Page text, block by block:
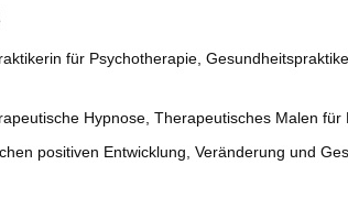
für Psychotherapie,
Hypnose, Therapeutisches Malen für
positiven Entwicklung, Veränderung und